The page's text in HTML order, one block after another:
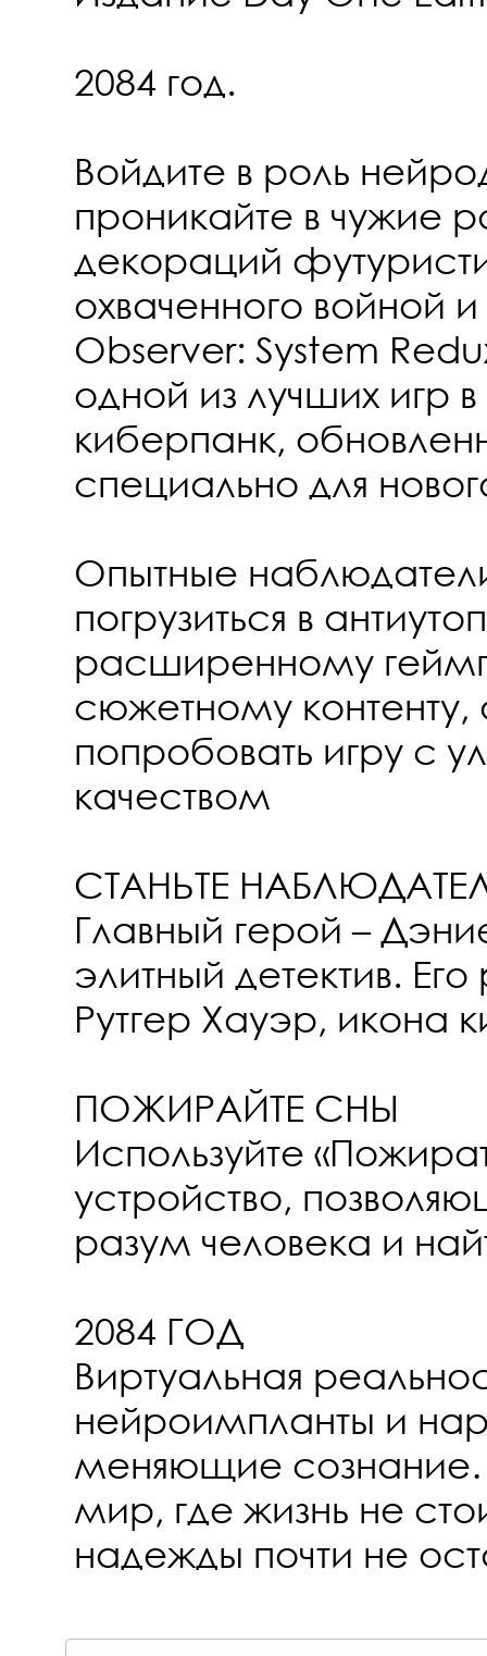
2084 год.
Войдите в роль
проникайте в чужие
декораций
охваченного войной
Observer: System
одной из лучших игр
киберпанк,
специально для
Опытные
погрузиться в
расширенному
сюжетному контенту,
попробовать игру с
качеством
СТАНЬТЕ
Главный герой –
элитный детектив.
Рутгер Хауэр, икона
ПОЖИРАЙТЕ СНЫ
Используйте
устройство,
разум человека и
2084 ГОД
Виртуальная
нейроимпланты и
меняющие
мир, где жизнь не
надежды почти не